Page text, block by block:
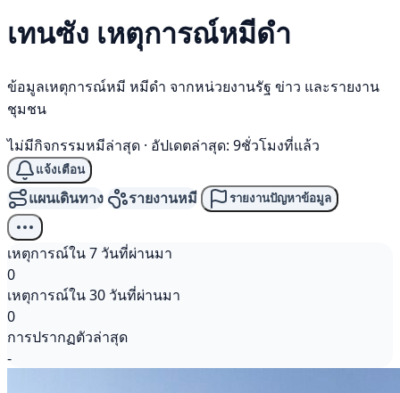
เทนซัง เหตุการณ์หมีดำ
ข้อมูลเหตุการณ์หมี หมีดำ จากหน่วยงานรัฐ ข่าว และรายงาน
ชุมชน
ไม่มีกิจกรรมหมีล่าสุด · อัปเดตล่าสุด: 9ชั่วโมงที่แล้ว
แจ้งเตือน
แผนเดินทาง รายงานหมี รายงานปัญหาข้อมูล
เหตุการณ์ใน 7 วันที่ผ่านมา
0
เหตุการณ์ใน 30 วันที่ผ่านมา
0
การปรากฏตัวล่าสุด
-